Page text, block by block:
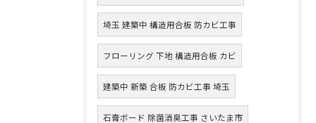
埼玉 建築中 構造用合板 防カビ工事
フローリング 下地 構造用合板 カビ
建築中 新築 合板 防カビ工事 埼玉
石膏ボード 除菌消臭工事 さいたま市